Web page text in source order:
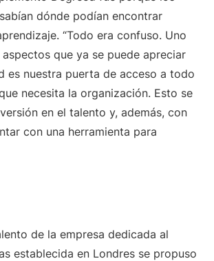
dónde podían encontrar
“Todo era confuso. Uno
que ya se puede apreciar
es nuestra puerta de acceso a todo
necesita la organización. Esto se
en el talento y, además, con
con una herramienta para
de la empresa dedicada al
establecida en Londres se propuso